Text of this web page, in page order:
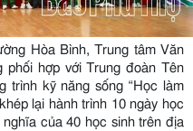
Hòa Bình, Trung tâm Văn
phối hợp với Trung đoàn Tên
trình kỹ năng sống “Học làm
lại hành trình 10 ngày học
của 40 học sinh trên địa